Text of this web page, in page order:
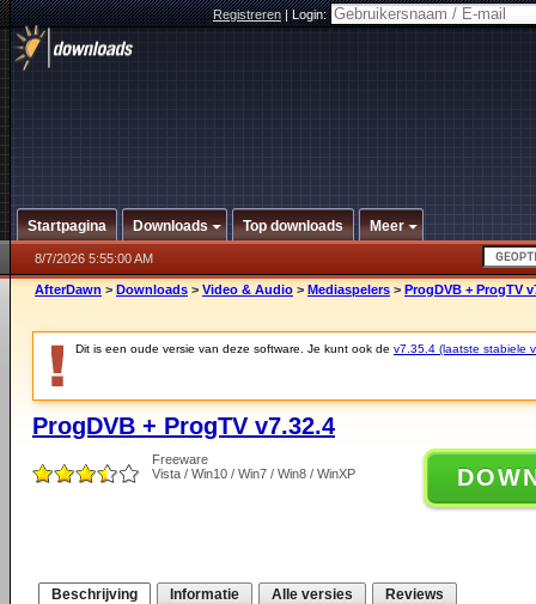
Registreren|Login:
Startpagina Downloads Top downloads Meer
8/7/2026 5:55:00 AM
AfterDawn > Downloads > Video & Audio > Mediaspelers > ProgDVB + ProgTV
Dit is een oude versie van deze software. Je kunt ook de v7.35.4 (laatste stabiele
ProgDVB + ProgTV v7.32.4
Freeware
Vista / Win10 / Win7 / Win8 / WinXP
Beschrijving Informatie Alle versies Reviews